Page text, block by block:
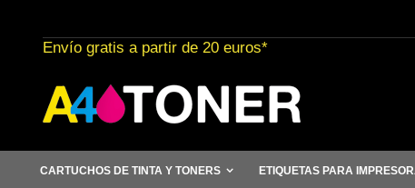
al
contenido
Envío gratis a partir de 20 euros*
CARTUCHOS DE TINTA Y TONERS ETIQUETAS PARA